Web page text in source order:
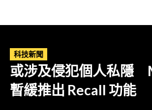
科技新聞
或涉及侵犯個人私隱
暫緩推出 Recall 功能